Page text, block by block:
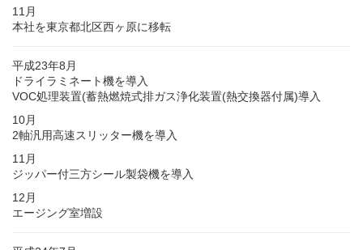
11月
本社を東京都北区西ヶ原に移転
平成23年8月
ドライラミネート機を導入
VOC処理装置(蓄熱燃焼式排ガス浄化装置(熱交換器付属)導入
10月
2軸汎用高速スリッター機を導入
11月
ジッパー付三方シール製袋機を導入
12月
エージング室増設